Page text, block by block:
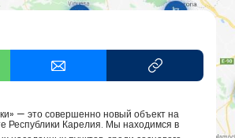
— это совершенно новый объект на
Республики Карелия. Мы находимся в